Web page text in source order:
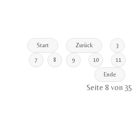
Start Zurück 3
7 8 9 10 11
Ende
Seite 8 von 35